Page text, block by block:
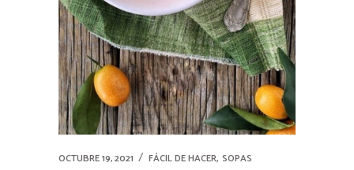
OCTUBRE 19, 2021 FÁCIL DE HACER, SOPAS